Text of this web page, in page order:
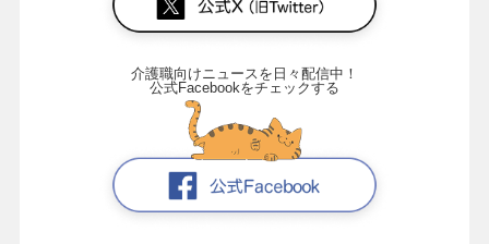
介護職向けニュースを日々配信中！
公式Facebookをチェックする